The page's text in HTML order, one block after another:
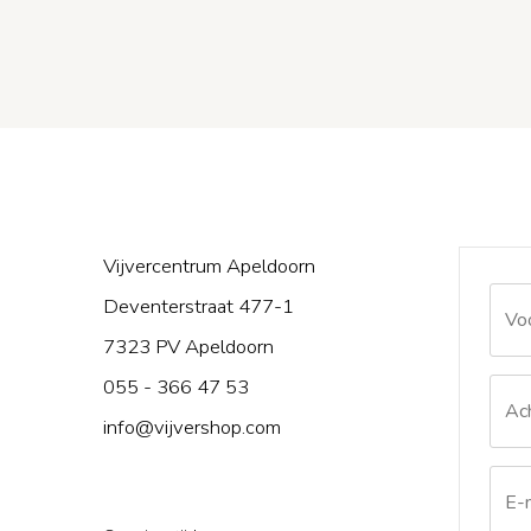
Vijvercentrum Apeldoorn
Deventerstraat 477-1
7323 PV Apeldoorn
055 - 366 47 53
info@vijvershop.com
back